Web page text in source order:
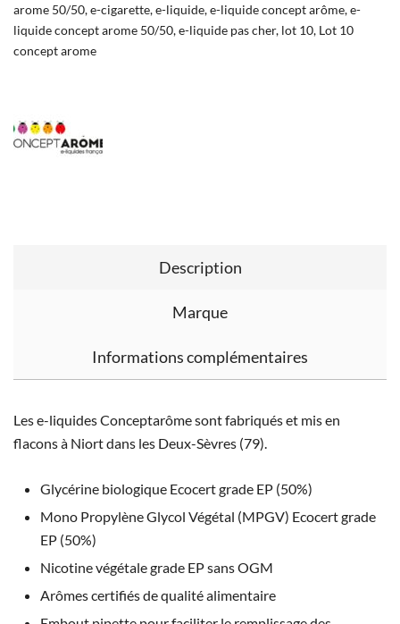
arome 50/50,e-cigarette,e-liquide,e-liquide concept arôme,e-
liquide concept arome 50/50,e-liquide pas cher, lot 10, Lot 10
concept arome
Description
Marque
Informations complémentaires
Les e-liquides Conceptarôme sont fabriqués et mis en
flacons à Niort dans les Deux-Sèvres (79).
Glycérine biologique Ecocert grade EP (50%)
Mono Propylène Glycol Végétal (MPGV) Ecocert grade
EP (50%)
Nicotine végétale grade EP sans OGM
Arômes certifiés de qualité alimentaire